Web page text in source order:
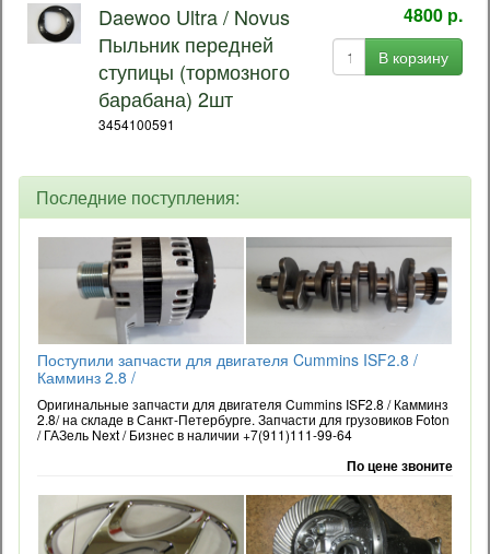
Daewoo Ultra / Novus
Пыльник передней
ступицы (тормозного
барабана) 2шт
3454100591
4800 р.
В корзину
Последние поступления:
Поступили запчасти для двигателя Cummins ISF2.8 /
Камминз 2.8 /
Оригинальные запчасти для двигателя Cummins ISF2.8 / Камминз
2.8/ на складе в Санкт-Петербурге. Запчасти для грузовиков Foton
/ ГАЗель Next / Бизнес в наличии +7(911)111-99-64
По цене звоните